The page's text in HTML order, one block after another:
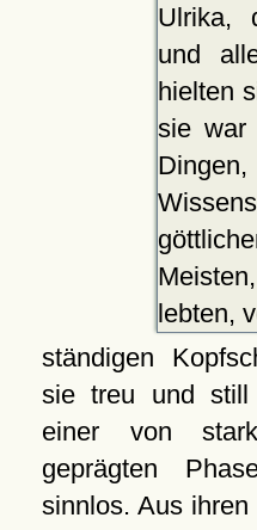
Ulrika,
und
hielten
sie war
lebten,
ständigen
sie treu und still
einer von
geprägten
sinnlos. Aus